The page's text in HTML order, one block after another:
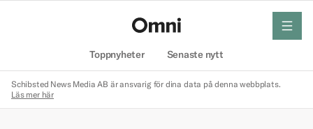
Toppnyheter Senaste nytt
meny
Schibsted News Media AB är ansvarig för dina data på denna webbplats.
Läs mer här